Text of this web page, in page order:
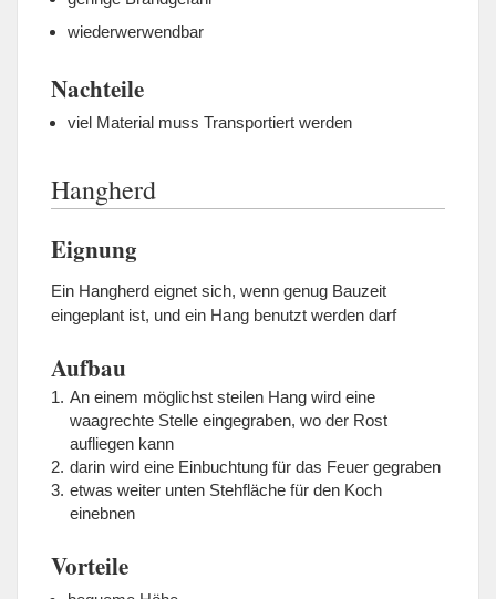
wiederwerwendbar
Nachteile
viel Material muss Transportiert werden
Hangherd
Eignung
Ein Hangherd eignet sich, wenn genug Bauzeit
eingeplant ist, und ein Hang benutzt werden darf
Aufbau
An einem möglichst steilen Hang wird eine
waagrechte Stelle eingegraben, wo der Rost
aufliegen kann
darin wird eine Einbuchtung für das Feuer gegraben
etwas weiter unten Stehfläche für den Koch
einebnen
Vorteile